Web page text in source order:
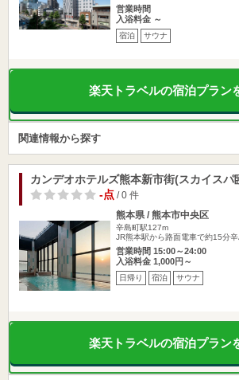
営業時間
入浴料金 ～
宿泊 サウナ
楽天トラベルの宿泊プラン
関連情報から探す
カンデオホテルズ熊本新市街(スカイスパ
-点/ 0 件
熊本県 / 熊本市中央区
辛島町駅127m
JR熊本駅から路面電車で約15分
営業時間 15:00～24:00
入浴料金 1,000円～
日帰り 宿泊 サウナ
楽天トラベルの宿泊プラン